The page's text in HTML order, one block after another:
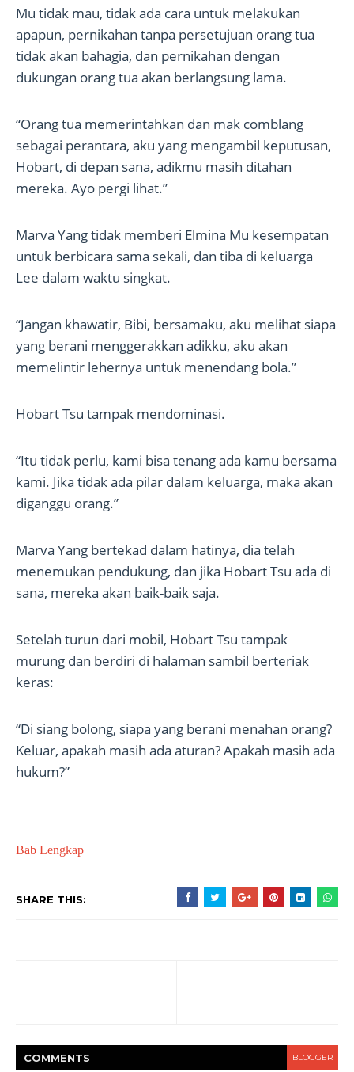
Mu tidak mau, tidak ada cara untuk melakukan
apapun, pernikahan tanpa persetujuan orang tua
tidak akan bahagia, dan pernikahan dengan
dukungan orang tua akan berlangsung lama.
“Orang tua memerintahkan dan mak comblang
sebagai perantara, aku yang mengambil keputusan,
Hobart, di depan sana, adikmu masih ditahan
mereka. Ayo pergi lihat.”
Marva Yang tidak memberi Elmina Mu kesempatan
untuk berbicara sama sekali, dan tiba di keluarga
Lee dalam waktu singkat.
“Jangan khawatir, Bibi, bersamaku, aku melihat siapa
yang berani menggerakkan adikku, aku akan
memelintir lehernya untuk menendang bola.”
Hobart Tsu tampak mendominasi.
“Itu tidak perlu, kami bisa tenang ada kamu bersama
kami. Jika tidak ada pilar dalam keluarga, maka akan
diganggu orang.”
Marva Yang bertekad dalam hatinya, dia telah
menemukan pendukung, dan jika Hobart Tsu ada di
sana, mereka akan baik-baik saja.
Setelah turun dari mobil, Hobart Tsu tampak
murung dan berdiri di halaman sambil berteriak
keras:
“Di siang bolong, siapa yang berani menahan orang?
Keluar, apakah masih ada aturan? Apakah masih ada
hukum?”
Bab Lengkap
SHARE THIS:
COMMENTS BLOGGER